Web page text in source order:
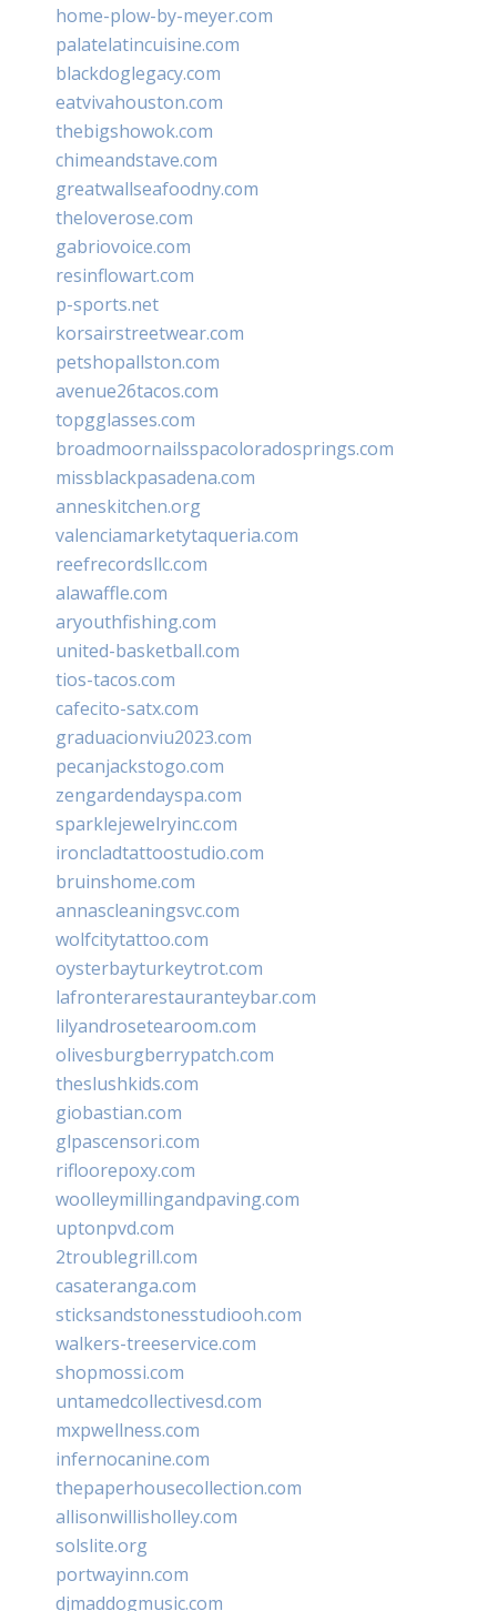
home-plow-by-meyer.com
palatelatincuisine.com
blackdoglegacy.com
eatvivahouston.com
thebigshowok.com
chimeandstave.com
greatwallseafoodny.com
theloverose.com
gabriovoice.com
resinflowart.com
p-sports.net
korsairstreetwear.com
petshopallston.com
avenue26tacos.com
topgglasses.com
broadmoornailsspacoloradosprings.com
missblackpasadena.com
anneskitchen.org
valenciamarketytaqueria.com
reefrecordsllc.com
alawaffle.com
aryouthfishing.com
united-basketball.com
tios-tacos.com
cafecito-satx.com
graduacionviu2023.com
pecanjackstogo.com
zengardendayspa.com
sparklejewelryinc.com
ironcladtattoostudio.com
bruinshome.com
annascleaningsvc.com
wolfcitytattoo.com
oysterbayturkeytrot.com
lafronterarestauranteybar.com
lilyandrosetearoom.com
olivesburgberrypatch.com
theslushkids.com
giobastian.com
glpascensori.com
rifloorepoxy.com
woolleymillingandpaving.com
uptonpvd.com
2troublegrill.com
casateranga.com
sticksandstonesstudiooh.com
walkers-treeservice.com
shopmossi.com
untamedcollectivesd.com
mxpwellness.com
infernocanine.com
thepaperhousecollection.com
allisonwillisholley.com
solslite.org
portwayinn.com
djmaddogmusic.com